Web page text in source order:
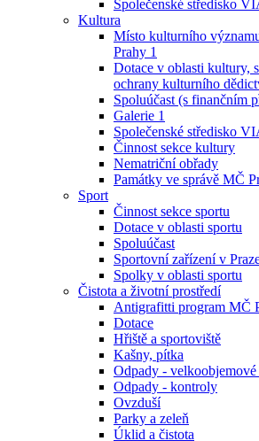
Společenské středisko
Kultura
Místo kulturního
Prahy 1
Dotace v oblasti kultury,
ochrany kulturního
Spoluúčast (s finančním
Galerie 1
Společenské středisko
Činnost sekce kultury
Nematriční obřady
Památky ve správě MČ
Sport
Činnost sekce sportu
Dotace v oblasti sportu
Spoluúčast
Sportovní zařízení v
Spolky v oblasti sportu
Čistota a životní prostředí
Antigrafitti program MČ
Dotace
Hřiště a sportoviště
Kašny, pítka
Odpady -
Odpady - kontroly
Ovzduší
Parky a zeleň
Úklid a čistota